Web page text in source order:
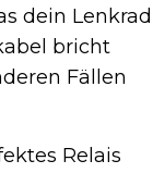
dein Lenkrad
bricht
Fällen
Relais